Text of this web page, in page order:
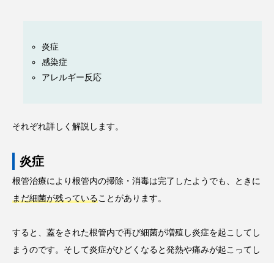
炎症
感染症
アレルギー反応
それぞれ詳しく解説します。
炎症
根管治療により根管内の掃除・消毒は完了したようでも、ときに
まだ細菌が残っている ことがあります。
すると、蓋をされた根管内で再び細菌が増殖し炎症を起こしてし
まうのです。そして炎症がひどくなると発熱や痛みが起こってし